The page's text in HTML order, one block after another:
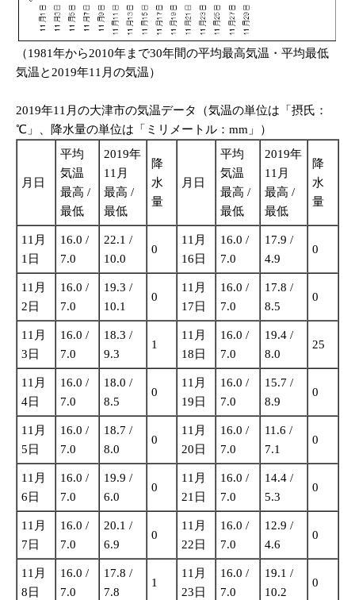
（1981年から2010年まで30年間の平均最高気温・平均最低
気温と2019年11月の気温）
2019年11月の大津市の気温データ（気温の単位は「摂氏：
℃」、降水量の単位は「ミリメートル：mm」）
月日
平均
気温
最高 /
最低
2019年
11月
最高 /
最低
降
水
量
月日
平均
気温
最高 /
最低
2019年
11月
最高 /
最低
降
水
量
11月
1日
16.0 /
7.0
22.1 /
10.0
0
11月
16日
16.0 /
7.0
17.9 /
4.9
0
11月
2日
16.0 /
7.0
19.3 /
10.1
0
11月
17日
16.0 /
7.0
17.8 /
8.5
0
11月
3日
16.0 /
7.0
18.3 /
9.3
1
11月
18日
16.0 /
7.0
19.4 /
8.0
25
11月
4日
16.0 /
7.0
18.0 /
8.5
0
11月
19日
16.0 /
7.0
15.7 /
8.9
0
11月
5日
16.0 /
7.0
18.7 /
8.0
0
11月
20日
16.0 /
7.0
11.6 /
7.1
0
11月
6日
16.0 /
7.0
19.9 /
6.0
0
11月
21日
16.0 /
7.0
14.4 /
5.3
0
11月
7日
16.0 /
7.0
20.1 /
6.9
0
11月
22日
16.0 /
7.0
12.9 /
4.6
0
11月
8日
16.0 /
7.0
17.8 /
7.8
1
11月
23日
16.0 /
7.0
19.1 /
10.2
0